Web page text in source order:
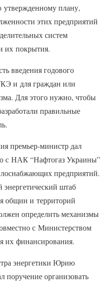
утвержденному плану,
этих предприятий
систем
их покрытия.
введения годового
и для граждан или
Для этого нужно, чтобы
правильные
премьер-министр дал
с НАК “Нафтогаз Украины”
предприятий.
штаб
общин и территорий
определить механизмы
с Министерством
их финансирования.
энергетики Юрию
поручение организовать